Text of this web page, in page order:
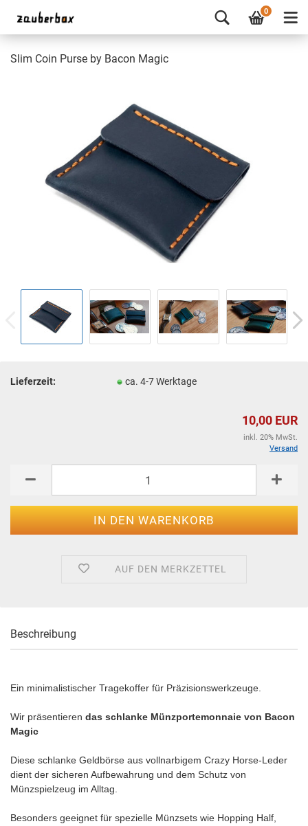
0
Slim Coin Purse by Bacon Magic
Lieferzeit: ca. 4-7 Werktage
10,00 EUR
inkl. 20% MwSt.
Versand
AUF DEN MERKZETTEL
Beschreibung
Ein minimalistischer Tragekoffer für Präzisionswerkzeuge.
Wir präsentieren das schlanke Münzportemonnaie von Bacon
Magic
Diese schlanke Geldbörse aus vollnarbigem Crazy Horse-Leder
dient der sicheren Aufbewahrung und dem Schutz von
Münzspielzeug im Alltag.
Besonders geeignet für spezielle Münzsets wie Hopping Half,